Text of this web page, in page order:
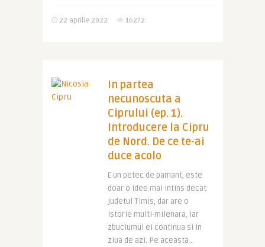
22 aprilie 2022 16272
In partea
necunoscuta a
Ciprului (ep. 1).
Introducere la Cipru
de Nord. De ce te-ai
duce acolo
E un petec de pamant, este
doar o idee mai intins decat
judetul Timis, dar are o
istorie multi-milenara, iar
zbuciumul ei continua si in
ziua de azi. Pe aceasta ..